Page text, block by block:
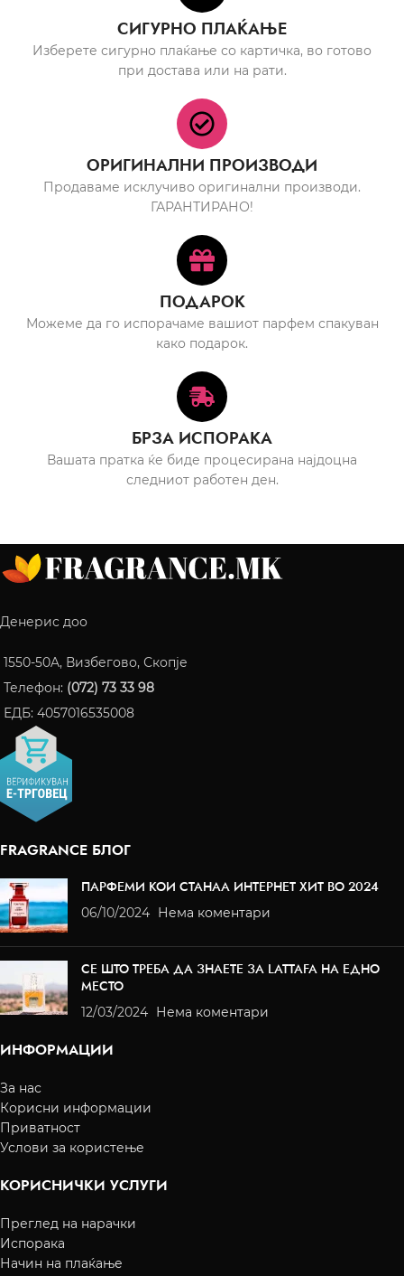
СИГУРНО ПЛАЌАЊЕ
Изберете сигурно плаќање со картичка, во готово
при достава или на рати.
ОРИГИНАЛНИ ПРОИЗВОДИ
Продаваме исклучиво оригинални производи.
ГАРАНТИРАНО!
ПОДАРОК
Можеме да го испорачаме вашиот парфем спакуван
како подарок.
БРЗА ИСПОРАКА
Вашата пратка ќе биде процесирана најдоцна
следниот работен ден.
Денерис доо
1550-50A, Визбегово, Скопје
Телефон: (072) 73 33 98
ЕДБ: 4057016535008
FRAGRANCE БЛОГ
ПАРФЕМИ КОИ СТАНАА ИНТЕРНЕТ ХИТ ВО 2024
06/10/2024 Нема коментари
СЕ ШТО ТРЕБА ДА ЗНАЕТЕ ЗА LATTAFA НА ЕДНО
МЕСТО
12/03/2024 Нема коментари
ИНФОРМАЦИИ
За нас
Корисни информации
Приватност
Услови за користење
КОРИСНИЧКИ УСЛУГИ
Преглед на нарачки
Испорака
Начин на плаќање